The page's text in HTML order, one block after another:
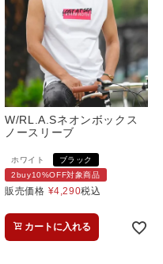
W/RL.A.Sネオンボックス
ノースリーブ
ホワイト
ブラック
2buy10%OFF対象商品
販売価格 ¥4,290税込
カートに入れる